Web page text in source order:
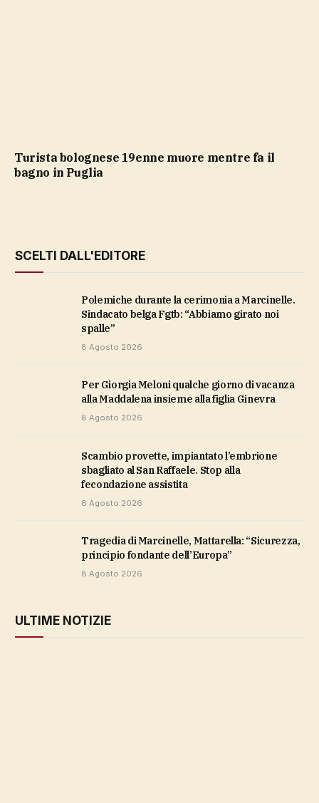
Turista bolognese 19enne muore mentre fa il
bagno in Puglia
SCELTI DALL'EDITORE
Polemiche durante la cerimonia a Marcinelle.
Sindacato belga Fgtb: “Abbiamo girato noi
spalle”
8 Agosto 2026
Per Giorgia Meloni qualche giorno di vacanza
alla Maddalena insieme alla figlia Ginevra
8 Agosto 2026
Scambio provette, impiantato l’embrione
sbagliato al San Raffaele. Stop alla
fecondazione assistita
8 Agosto 2026
Tragedia di Marcinelle, Mattarella: “Sicurezza,
principio fondante dell’Europa”
8 Agosto 2026
ULTIME NOTIZIE